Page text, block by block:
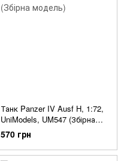
Танк Panzer IV Ausf H, 1:72,
UniModels, UM547 (Збірна
модель)
570 грн